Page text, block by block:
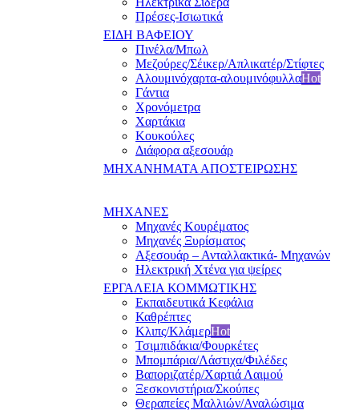
Πρέσες-Ισιωτικά
ΕΙΔΗ ΒΑΦΕΙΟΥ
Πινέλα/Μπωλ
Μεζούρες/Σέικερ/Απλικατέρ/Στίφτες
Αλουμινόχαρτα-αλουμινόφυλλαHot
Γάντια
Χρονόμετρα
Χαρτάκια
Κουκούλες
Διάφορα αξεσουάρ
ΜΗΧΑΝΗΜΑΤΑ ΑΠΟΣΤΕΙΡΩΣΗΣ
ΜΗΧΑΝΕΣ
Μηχανές Κουρέματος
Μηχανές Ξυρίσματος
Αξεσουάρ – Ανταλλακτικά- Μηχανών
Ηλεκτρική Χτένα για ψείρες
ΕΡΓΑΛΕΙΑ ΚΟΜΜΩΤΙΚΗΣ
Εκπαιδευτικά Κεφάλια
Καθρέπτες
Κλιπς/ΚλάμερHot
Τσιμπιδάκια/Φουρκέτες
Μπομπάρια/Λάστιχα/Φιλέδες
Βαποριζατέρ/Χαρτιά Λαιμού
Ξεσκονιστήρια/Σκούπες
Θεραπείες Μαλλιών/Αναλώσιμα